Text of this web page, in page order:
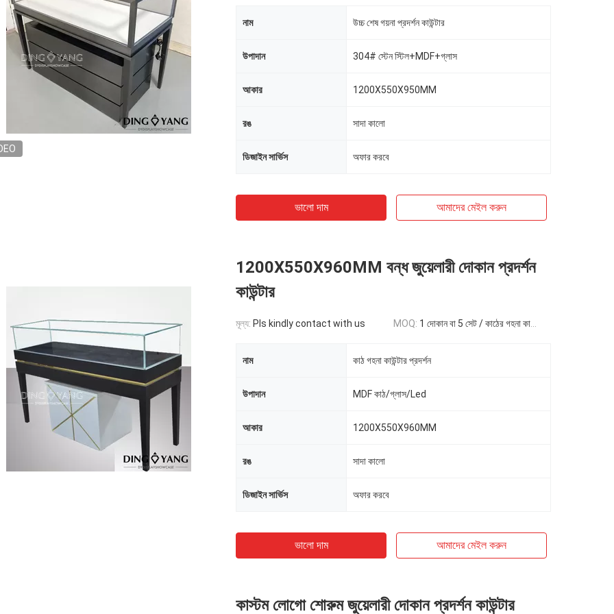
নাম উচ্চ শেষ গয়না প্রদর্শন কাউন্টার
উপাদান 304# স্টেন স্টিল+MDF+গ্লাস
আকার 1200X550X950MM
রঙ সাদা কালো
ডিজাইন সার্ভিস অফার করবে
ভালো দাম আমাদের মেইল ​​করুন
1200X550X960MM বন্ধ জুয়েলারী দোকান প্রদর্শন
কাউন্টার
মূল্য: Pls kindly contact with us MOQ: 1 দোকান বা 5 সেট / কাঠের গহনা কাউন্টার প্রদর্শন
নাম কাঠ গহনা কাউন্টার প্রদর্শন
উপাদান MDF কাঠ/গ্লাস/Led
আকার 1200X550X960MM
রঙ সাদা কালো
ডিজাইন সার্ভিস অফার করবে
ভালো দাম আমাদের মেইল ​​করুন
কাস্টম লোগো শোরুম জুয়েলারী দোকান প্রদর্শন কাউন্টার